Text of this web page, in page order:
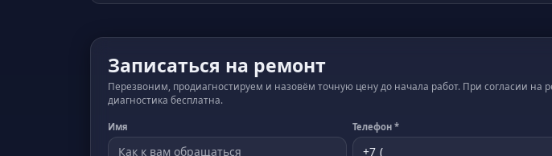
Записаться на ремонт
Перезвоним, продиагностируем и назовём точную цену до начала работ. При согласии на
диагностика бесплатна.
Имя Телефон *